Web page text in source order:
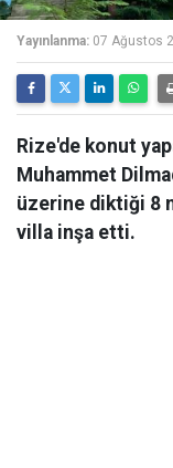
Yayınlanma: 07 Ağustos
Rize'de konut
Muhammet
üzerine diktiği 8
villa inşa etti.